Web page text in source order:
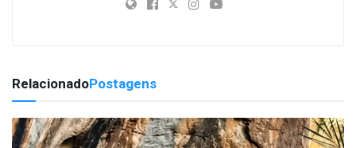
RelacionadoPostagens